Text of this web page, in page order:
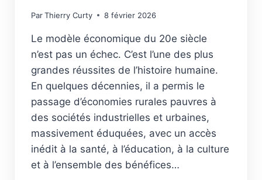
ParThierry Curty 8 février 2026
Le modèle économique du 20e siècle
n’est pas un échec. C’est l’une des plus
grandes réussites de l’histoire humaine.
En quelques décennies, il a permis le
passage d’économies rurales pauvres à
des sociétés industrielles et urbaines,
massivement éduquées, avec un accès
inédit à la santé, à l’éducation, à la culture
et à l’ensemble des bénéfices…